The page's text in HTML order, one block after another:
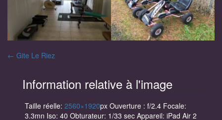
Navigation
des
articles
← Gite Le Riez
Information relative à l'image
Taille réelle: 2560×1920px Ouverture : f/2.4 Focale:
3.3mn Iso: 40 Obturateur: 1/33 sec Appareil: iPad Air 2